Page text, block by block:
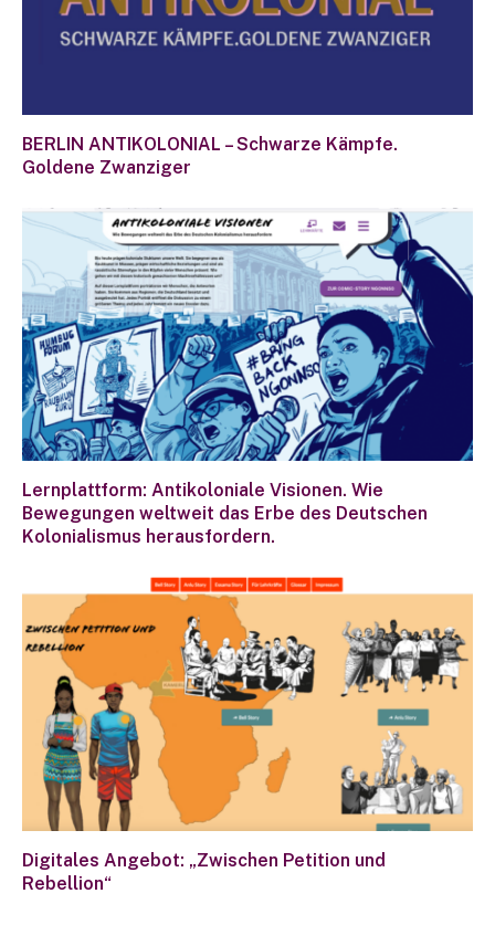
BERLIN ANTIKOLONIAL – Schwarze Kämpfe.
Goldene Zwanziger
Lernplattform: Antikoloniale Visionen. Wie
Bewegungen weltweit das Erbe des Deutschen
Kolonialismus herausfordern.
Digitales Angebot: „Zwischen Petition und
Rebellion“